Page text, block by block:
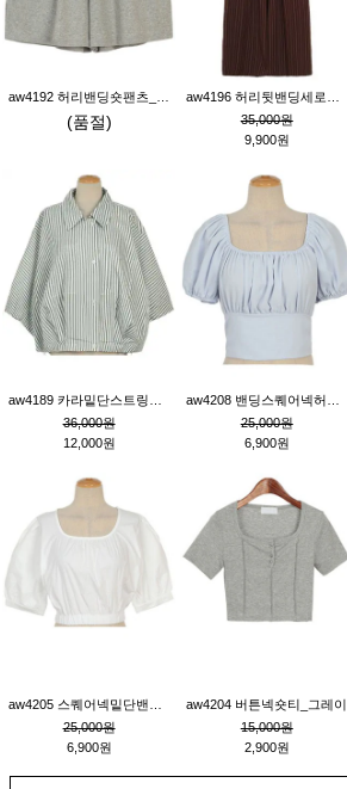
(품절)
35,000원
9,900원
36,000원
12,000원
25,000원
6,900원
25,000원
6,900원
aw4204 버튼넥숏티_그레이
15,000원
2,900원